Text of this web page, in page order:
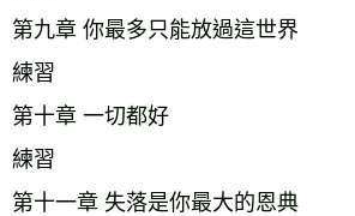
第九章 你最多只能放過這世界
練習
第十章 一切都好
練習
第十一章 失落是你最大的恩典